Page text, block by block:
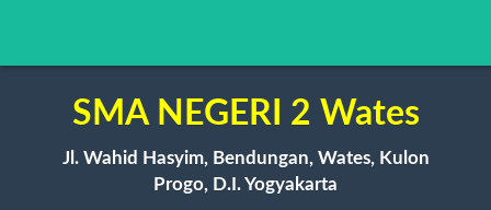
SMA NEGERI 2 Wates
Jl. Wahid Hasyim, Bendungan, Wates, Kulon
Progo, D.I. Yogyakarta